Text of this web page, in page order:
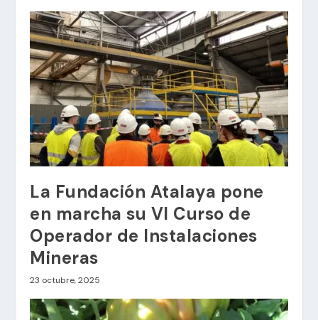
La Fundación Atalaya pone
en marcha su VI Curso de
Operador de Instalaciones
Mineras
23 octubre, 2025